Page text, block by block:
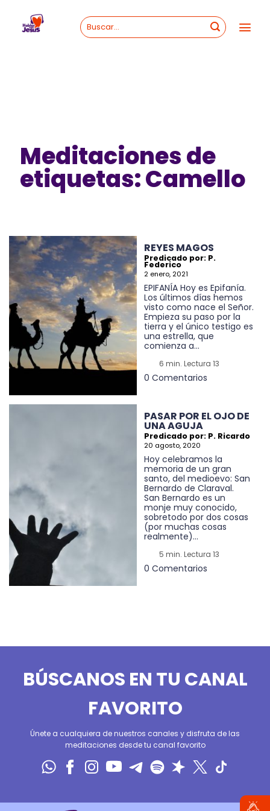
content
Meditaciones de
etiquetas: Camello
REYES MAGOS
Predicado por: P.
Federico
2 enero, 2021
EPIFANÍA Hoy es Epifanía.
Los últimos días hemos
visto como nace el Señor.
Empieza su paso por la
tierra y el único testigo es
una estrella, que
comienza a...
6 min. Lectura 13
0 Comentarios
PASAR POR EL OJO DE
UNA AGUJA
Predicado por: P. Ricardo
20 agosto, 2020
Hoy celebramos la
memoria de un gran
santo, del medioevo: San
Bernardo de Claraval.
San Bernardo es un
monje muy conocido,
sobretodo por dos cosas
(por muchas cosas
realmente)...
5 min. Lectura 13
0 Comentarios
BÚSCANOS EN TU CANAL
FAVORITO
Únete a cualquiera de nuestros canales y disfruta de las
meditaciones desde tu canal favorito